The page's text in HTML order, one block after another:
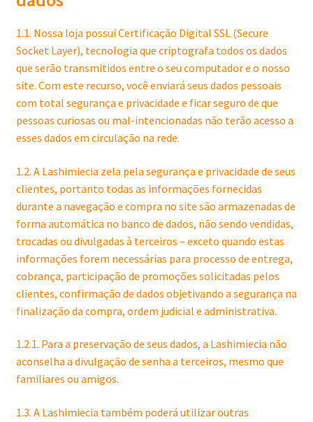
Frascos
Extratos
Matéria Prima
Corante, Pigmento e Óxido
Manteiga
Óleos
Insumos para Vela
1.1. Nossa loja possui Certificação Digital SSL (Secure
Socket Layer), tecnologia que criptografa todos os dados
que serão transmitidos entre o seu computador e o nosso
site. Com este recurso, você enviará seus dados pessoais
com total segurança e privacidade e ficar seguro de que
pessoas curiosas ou mal-intencionadas não terão acesso a
esses dados em circulação na rede.
1.2. A Lashimiecia zela pela segurança e privacidade de seus
clientes, portanto todas as informações fornecidas
durante a navegação e compra no site são armazenadas de
forma automática no banco de dados, não sendo vendidas,
trocadas ou divulgadas à terceiros – exceto quando estas
informações forem necessárias para processo de entrega,
cobrança, participação de promoções solicitadas pelos
clientes, confirmação de dados objetivando a segurança na
finalização da compra, ordem judicial e administrativa.
1.2.1. Para a preservação de seus dados, a Lashimiecia não
aconselha a divulgação de senha a terceiros, mesmo que
familiares ou amigos.
1.3. A Lashimiecia também poderá utilizar outras